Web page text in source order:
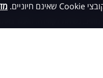
כשירות לקהילה. האמור
ובשום מקרה אין לראות